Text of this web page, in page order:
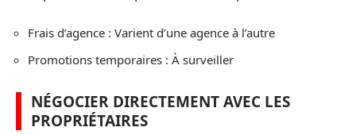
Frais d’agence : Varient d’une agence à l’autre
Promotions temporaires : À surveiller
NÉGOCIER DIRECTEMENT AVEC LES
PROPRIÉTAIRES